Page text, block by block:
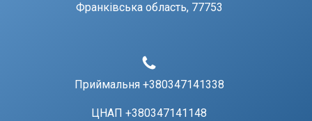
Франківська область, 77753
Приймальня +380347141338
ЦНАП +380347141148